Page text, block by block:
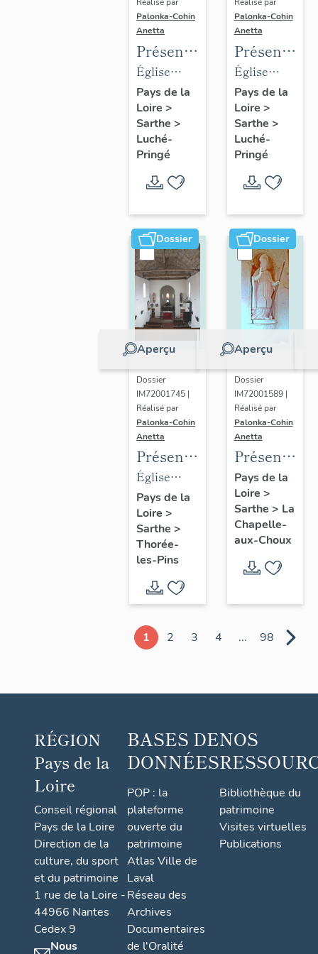
Réalisé par
Palonka-Cohin
Anetta
Présentation
des
objets
mobiliers
de
l'église
paroissiale
Saint-
Martin
de la
commune
de
Luché
Église
paroissiale
Saint-
Martin de
Luché
Pays de la
Loire >
Sarthe >
Luché-
Pringé
Réalisé par
Palonka-Cohin
Anetta
des
objets
mobiliers
de
l'église
paroissiale
Notre-
Dame de
de la
commune
de
Pringé
Église
paroissiale
Notre-
Dame de
l'Assomption
Pays de la
Loire >
Sarthe >
Luché-
Pringé
Dossier
Aperçu
Dossier
IM72001745 |
Réalisé par
Palonka-Cohin
Anetta
Présentation
des
objets
mobiliers
de
l'église
paroissiale
Saint-
de
Thorée-
Église
paroissiale
Saint-
Germain
de Thorée-
Pays de la
Loire >
Sarthe >
Thorée-
les-Pins
Dossier
Aperçu
Dossier
IM72001589 |
Réalisé par
Palonka-Cohin
Anetta
des
objets
mobiliers
de la
chapelle
de la
Pays de la
Loire >
Sarthe > La
Chapelle-
aux-Choux
1 2 3 4 ... 98
RÉGION
Pays de la
Loire
Conseil régional
Pays de la Loire
Direction de la
culture, du sport
et du patrimoine
1 rue de la Loire -
44966 Nantes
Cedex 9
Nous
BASES DE
DONNÉES
POP : la
plateforme
ouverte du
patrimoine
Atlas Ville de
Laval
Réseau des
Archives
Documentaires
de l'Oralité
NOS
Bibliothèque du
patrimoine
Visites virtuelles
Publications